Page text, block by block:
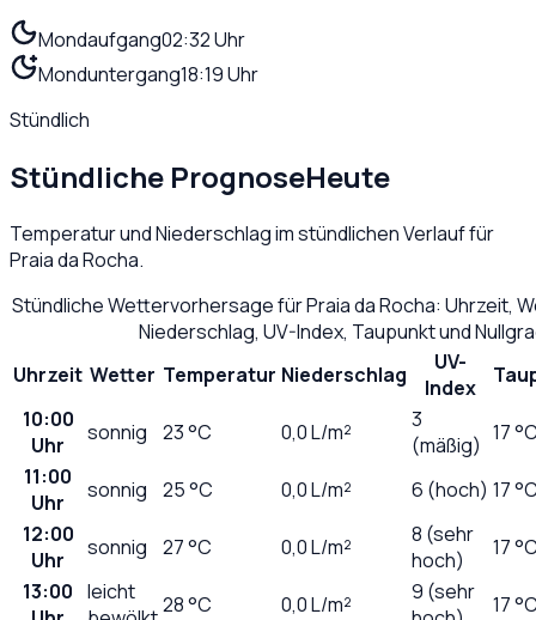
Mondaufgang02:32 Uhr
Monduntergang18:19 Uhr
Stündlich
Stündliche PrognoseHeute
Temperatur und Niederschlag im stündlichen Verlauf für
Praia da Rocha.
Stündliche Wettervorhersage fürPraia da Rocha: Uhrzeit,
Niederschlag, UV-Index, Taupunkt und
Uhrzeit Wetter Temperatur Niederschlag
UV-
Index
10:00
Uhr
sonnig 23°C 0,0L/m²
3
(mäßig) 17
11:00
Uhr
sonnig 25°C 0,0L/m² 6 (hoch) 17
12:00
Uhr
sonnig 27°C 0,0L/m²
8 (sehr
hoch)
17
13:00 leicht
28°C 0,0L/m²
9 (sehr
17